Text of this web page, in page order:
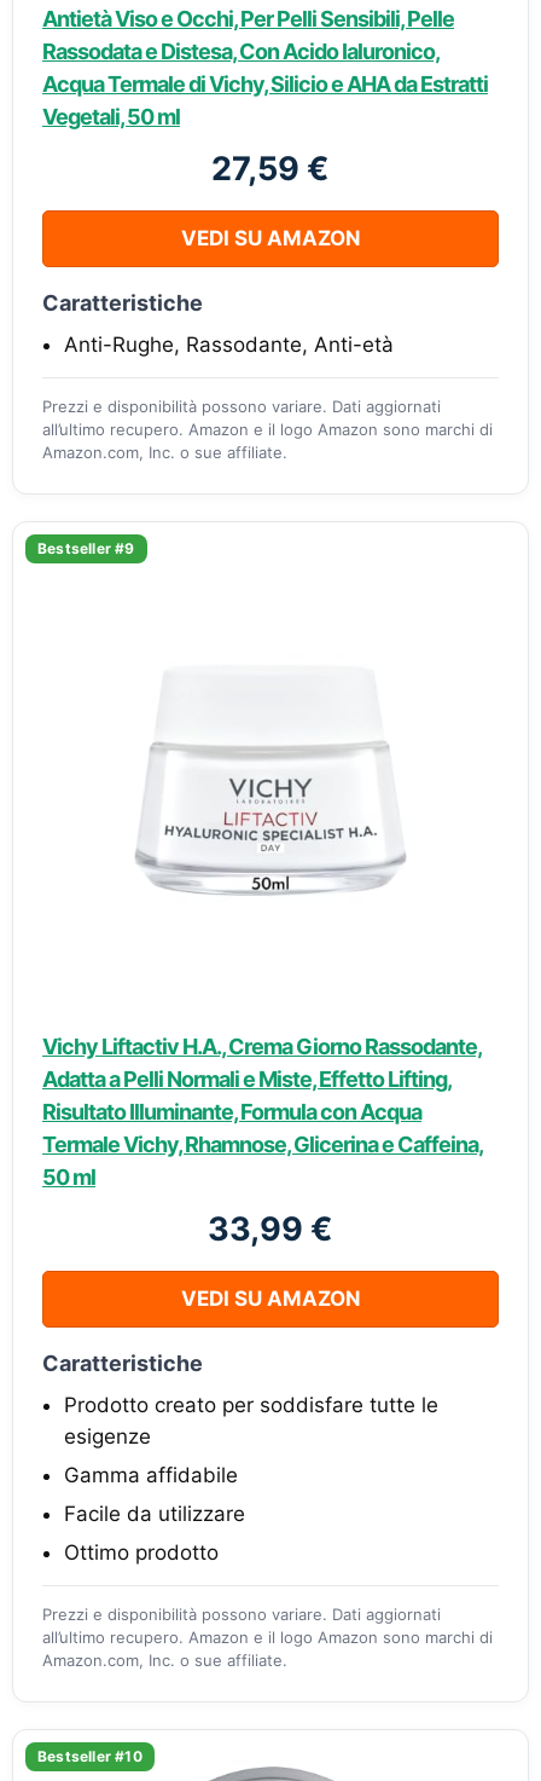
Antietà Viso e Occhi, Per Pelli Sensibili, Pelle
Rassodata e Distesa, Con Acido Ialuronico,
Acqua Termale di Vichy, Silicio e AHA da Estratti
Vegetali, 50 ml
27,59 €
VEDI SU AMAZON
Caratteristiche
Anti-Rughe, Rassodante, Anti-età
Prezzi e disponibilità possono variare. Dati aggiornati
all’ultimo recupero. Amazon e il logo Amazon sono marchi di
Amazon.com, Inc. o sue affiliate.
Bestseller #9
Vichy Liftactiv H.A., Crema Giorno Rassodante,
Adatta a Pelli Normali e Miste, Effetto Lifting,
Risultato Illuminante, Formula con Acqua
Termale Vichy, Rhamnose, Glicerina e Caffeina,
50 ml
33,99 €
VEDI SU AMAZON
Caratteristiche
Prodotto creato per soddisfare tutte le
esigenze
Gamma affidabile
Facile da utilizzare
Ottimo prodotto
Prezzi e disponibilità possono variare. Dati aggiornati
all’ultimo recupero. Amazon e il logo Amazon sono marchi di
Amazon.com, Inc. o sue affiliate.
Bestseller #10